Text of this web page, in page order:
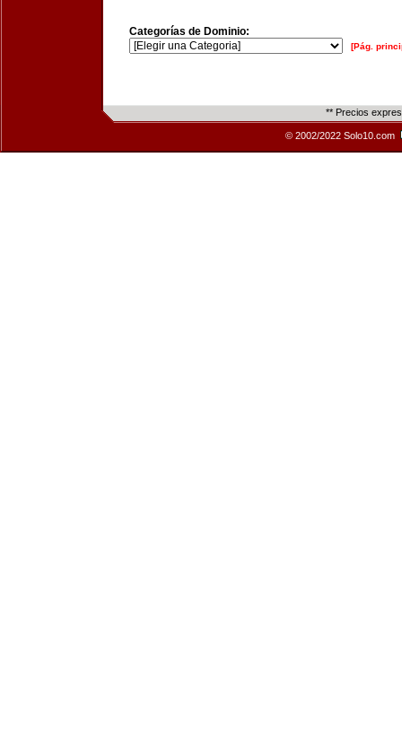
Categorías de Dominio:
[Pág.
** Precios
© 2002/2022 Solo10.com